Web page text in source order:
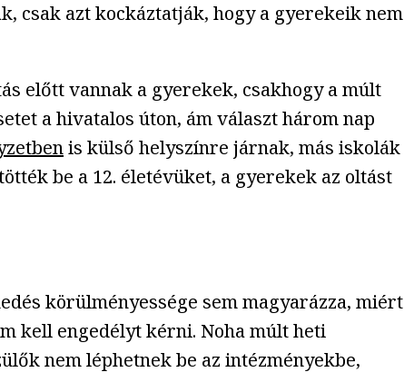
csak azt kockáztatják, hogy a gyerekeik nem
előtt vannak a gyerekek, csakhogy a múlt
a hivatalos úton, ám választ három nap
is külső helyszínre járnak, más iskolák
be a 12. életévüket, a gyerekek az oltást
körülményessége sem magyarázza, miért
kell engedélyt kérni. Noha múlt heti
nem léphetnek be az intézményekbe,